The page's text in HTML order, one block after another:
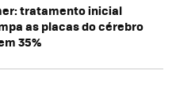
tratamento inicial
as placas do cérebro
35%